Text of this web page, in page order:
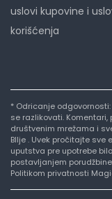
uslovi kupovine i
korišćenja
* Odricanje
se razlikovati. Komentari,
društvenim mrežama i
BIlje . Uvek pročitajte
uputstva pre upotrebe
postavljanjem
Politikom privatnosti